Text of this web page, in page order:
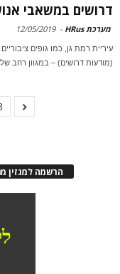
דרושים במשאבי
מערכת HRus -
12/05/2019
עיריית רמת גן, כמו גופים
(מודעות דרושים) – במגוון רחב
הרשמה למגזין